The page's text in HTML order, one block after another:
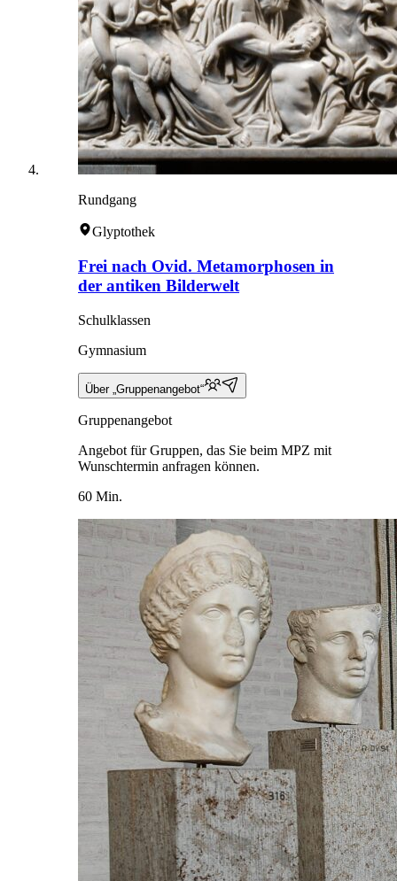
Rundgang
Glyptothek
Frei nach Ovid. Metamorphosen in
der antiken Bilderwelt
Schulklassen
Gymnasium
Über „Gruppenangebot“
Gruppenangebot
Angebot für Gruppen, das Sie beim MPZ mit
Wunschtermin anfragen können.
60 Min.